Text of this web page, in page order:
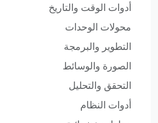
أدوات الوقت والتاريخ
محولات الوحدات
التطوير والبرمجة
الصورة والوسائط
التحقق والتحليل
أدوات النظام